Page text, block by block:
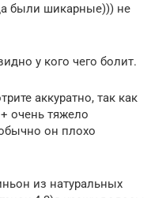
были шикарные))) не
у кого чего болит.
аккуратно, так как
очень тяжело
он плохо
из натуральных